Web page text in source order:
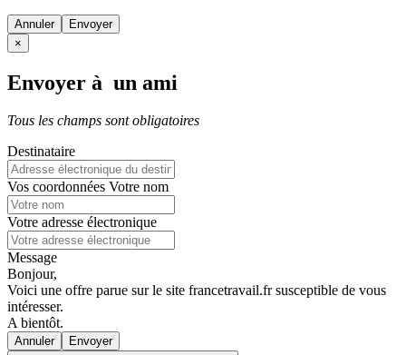
Annuler
×
Envoyer à un ami
Tous les champs sont obligatoires
Destinataire
Vos coordonnées Votre nom
Votre adresse électronique
Message
Bonjour,
Voici une offre parue sur le site francetravail.fr susceptible de vous
intéresser.
A bientôt.
Annuler